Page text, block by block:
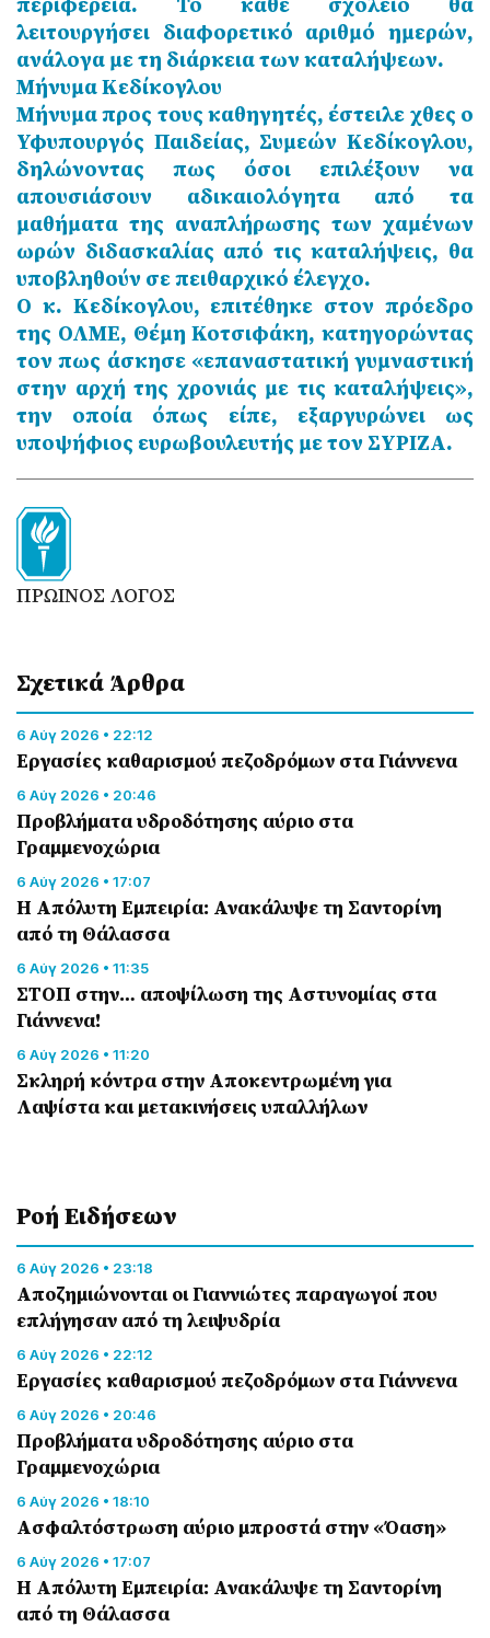
λειτουργήσει διαφορετικό αριθμό ημερών,
ανάλογα με τη διάρκεια των καταλήψεων.
Μήνυμα Κεδίκογλου
Μήνυμα προς τους καθηγητές, έστειλε χθες ο
Υφυπουργός Παιδείας, Συμεών Κεδίκογλου,
δηλώνοντας πως όσοι επιλέξουν να
απουσιάσουν αδικαιολόγητα από τα
μαθήματα της αναπλήρωσης των χαμένων
ωρών διδασκαλίας από τις καταλήψεις, θα
υποβληθούν σε πειθαρχικό έλεγχο.
Ο κ. Κεδίκογλου, επιτέθηκε στον πρόεδρο
της ΟΛΜΕ, Θέμη Κοτσιφάκη, κατηγορώντας
τον πως άσκησε «επαναστατική γυμναστική
στην αρχή της χρονιάς με τις καταλήψεις»,
την οποία όπως είπε, εξαργυρώνει ως
υποψήφιος ευρωβουλευτής με τον ΣΥΡΙΖΑ.
ΠΡΩΙΝΟΣ ΛΟΓΟΣ
Σχετικά Άρθρα
6 Αύγ 2026 • 22:12
Εργασίες καθαρισμού πεζοδρόμων στα Γιάννενα
6 Αύγ 2026 • 20:46
Προβλήματα υδροδότησης αύριο στα
Γραμμενοχώρια
6 Αύγ 2026 • 17:07
Η Απόλυτη Εμπειρία: Ανακάλυψε τη Σαντορίνη
από τη Θάλασσα
6 Αύγ 2026 • 11:35
ΣΤΟΠ στην… αποψίλωση της Αστυνομίας στα
Γιάννενα!
6 Αύγ 2026 • 11:20
Σκληρή κόντρα στην Αποκεντρωμένη για
Λαψίστα και μετακινήσεις υπαλλήλων
Ροή Eιδήσεων
6 Αύγ 2026 • 23:18
Αποζημιώνονται οι Γιαννιώτες παραγωγοί που
επλήγησαν από τη λειψυδρία
6 Αύγ 2026 • 22:12
Εργασίες καθαρισμού πεζοδρόμων στα Γιάννενα
6 Αύγ 2026 • 20:46
Προβλήματα υδροδότησης αύριο στα
Γραμμενοχώρια
6 Αύγ 2026 • 18:10
Ασφαλτόστρωση αύριο μπροστά στην «Όαση»
6 Αύγ 2026 • 17:07
Η Απόλυτη Εμπειρία: Ανακάλυψε τη Σαντορίνη
από τη Θάλασσα